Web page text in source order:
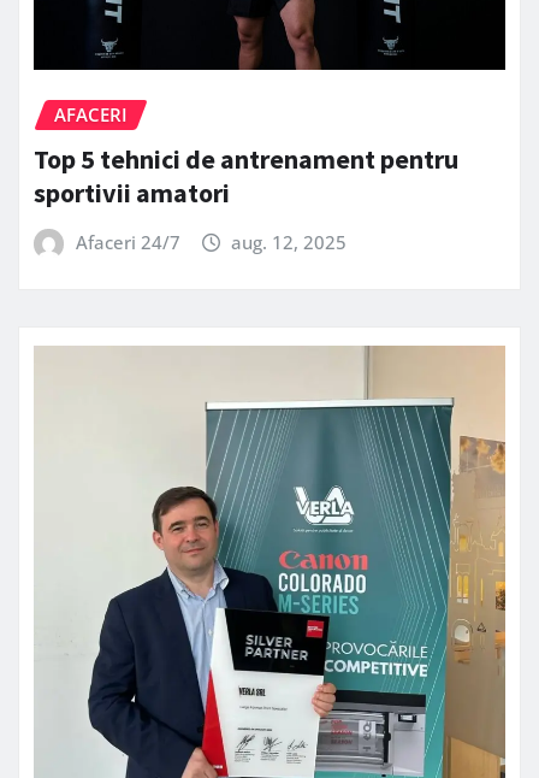
AFACERI
Top 5 tehnici de antrenament pentru
sportivii amatori
Afaceri 24/7 aug. 12, 2025